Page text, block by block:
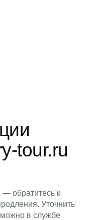
tour.ru
— обратитесь к
Уточнить
можно в службе